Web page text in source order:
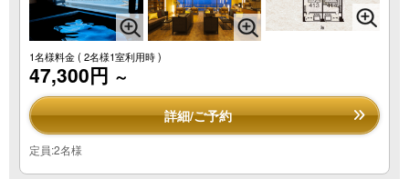
1名様料金( 2名様1室利用時 )
47,300円 ～
詳細/ご予約
定員:2名様